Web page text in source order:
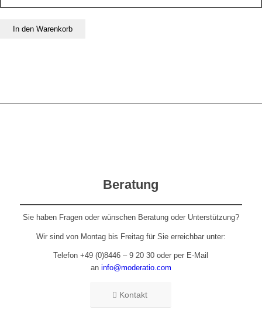
In den Warenkorb
Beratung
Sie haben Fragen oder wünschen Beratung oder Unterstützung?
Wir sind von Montag bis Freitag für Sie erreichbar unter:
Telefon +49 (0)8446 – 9 20 30 oder per E-Mail
an info@moderatio.com
Kontakt